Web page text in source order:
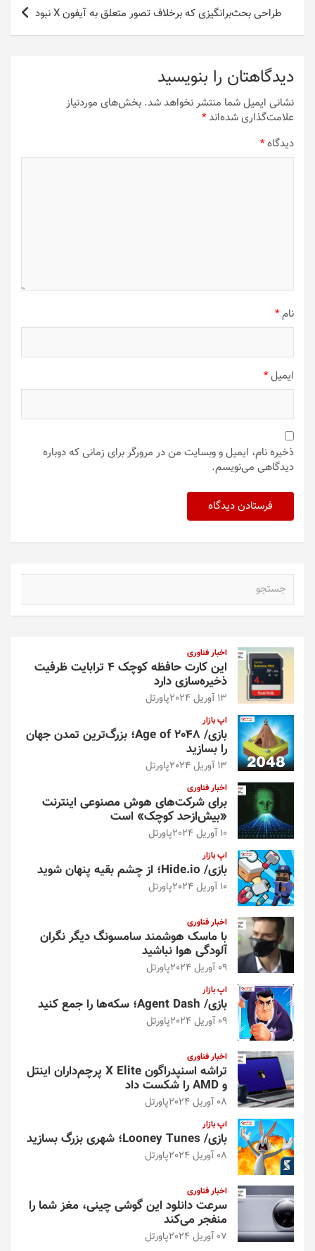
طراحی بحث‌برانگیزی که برخلاف تصور متعلق به آیفون X نبود
دیدگاهتان را بنویسید
نشانی ایمیل شما منتشر نخواهد شد. بخش‌های موردنیاز
علامت‌گذاری شده‌اند*
دیدگاه*
نام*
ایمیل*
ذخیره نام، ایمیل و وبسایت من در مرورگر برای زمانی که دوباره
دیدگاهی می‌نویسم.
اخبار فناوری
این کارت حافظه کوچک ۴ ترابایت ظرفیت
ذخیره‌سازی دارد
13 آوریل 2024 پاورتل
اپ بازار
بازی/ Age of 2048؛ بزرگ‌ترین تمدن جهان
را بسازید
13 آوریل 2024 پاورتل
اخبار فناوری
برای شرکت‌های هوش مصنوعی اینترنت
«بیش‌از‌حد کوچک» است
10 آوریل 2024 پاورتل
اپ بازار
بازی/ Hide.io؛ از چشم بقیه پنهان شوید
10 آوریل 2024 پاورتل
اخبار فناوری
با ماسک هوشمند سامسونگ دیگر نگران
آلودگی هوا نباشید
09 آوریل 2024 پاورتل
اپ بازار
بازی/ Agent Dash؛ سکه‌ها را جمع کنید
09 آوریل 2024 پاورتل
اخبار فناوری
تراشه اسنپدراگون X Elite پرچم‌داران اینتل
و AMD را شکست داد
08 آوریل 2024 پاورتل
اپ بازار
بازی/ Looney Tunes؛ شهری بزرگ بسازید
08 آوریل 2024 پاورتل
اخبار فناوری
سرعت دانلود این گوشی چینی، مغز شما را
منفجر می‌کند
07 آوریل 2024 پاورتل